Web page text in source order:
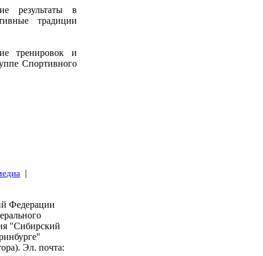
результаты в
традиции
тренировок и
Спортивного
|
Федерации
"Сибирский
Эл. почта: